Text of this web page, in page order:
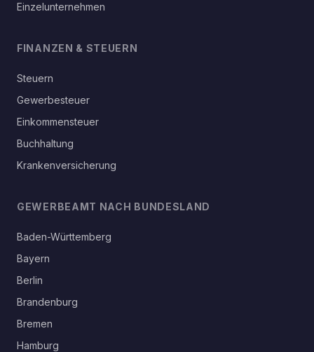
Einzelunternehmen
FINANZEN & STEUERN
Steuern
Gewerbesteuer
Einkommensteuer
Buchhaltung
Krankenversicherung
GEWERBEAMT NACH BUNDESLAND
Baden-Württemberg
Bayern
Berlin
Brandenburg
Bremen
Hamburg